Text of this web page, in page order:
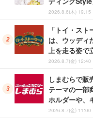
2026.8.6(木) 19:15
「トイ・ス
は、ウッディ
上を走る姿で
2026.8.7(金) 12:40
しまむらで販
テーマの一部
ホルダーや、
2026.8.7(金) 11:00